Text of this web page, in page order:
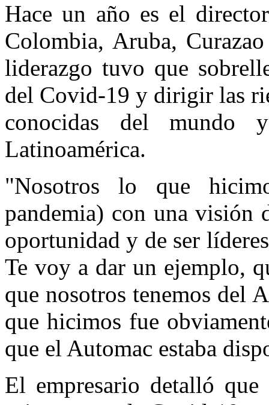
Hace un año es el
Colombia, Aruba,
liderazgo tuvo que
del Covid-19 y dirigir las
conocidas del mundo
Latinoamérica.
"Nosotros lo que
pandemia) con una visión
oportunidad y de ser
Te voy a dar un ejemplo,
que nosotros tenemos del
que hicimos fue
que el Automac estaba
El empresario detalló